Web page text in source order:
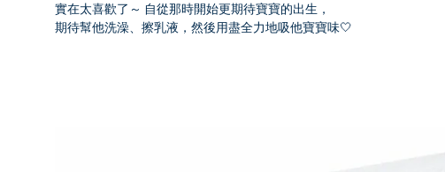
實在太喜歡了～ 自從那時開始更期待寶寶的出生，
期待幫他洗澡、擦乳液，然後用盡全力地吸他寶寶味🤍